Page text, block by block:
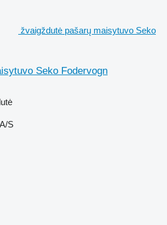
žvaigždutė pašarų maisytuvo Seko
Seko Fodervogn
S